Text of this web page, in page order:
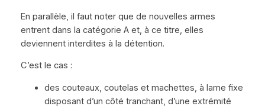
En parallèle, il faut noter que de nouvelles armes
entrent dans la catégorie A et, à ce titre, elles
deviennent interdites à la détention.
C’est le cas :
des couteaux, coutelas et machettes, à lame fixe
disposant d’un côté tranchant, d’une extrémité